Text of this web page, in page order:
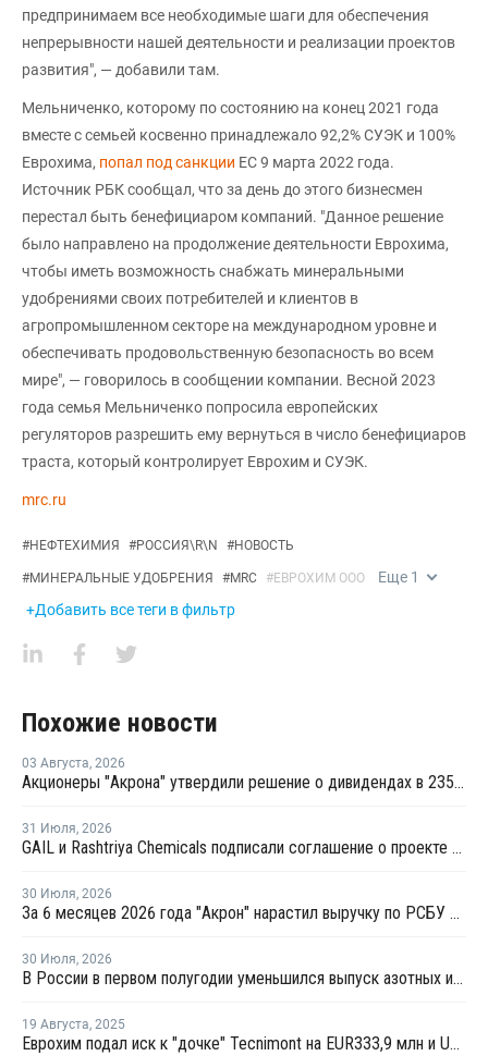
предпринимаем все необходимые шаги для обеспечения
непрерывности нашей деятельности и реализации проектов
развития", — добавили там.
Мельниченко, которому по состоянию на конец 2021 года
вместе с семьей косвенно принадлежало 92,2% СУЭК и 100%
Еврохима, попал под санкции ЕС 9 марта 2022 года.
Источник РБК сообщал, что за день до этого бизнесмен
перестал быть бенефициаром компаний. "Данное решение
было направлено на продолжение деятельности Еврохима,
чтобы иметь возможность снабжать минеральными
удобрениями своих потребителей и клиентов в
агропромышленном секторе на международном уровне и
обеспечивать продовольственную безопасность во всем
мире", — говорилось в сообщении компании. Весной 2023
года семья Мельниченко попросила европейских
регуляторов разрешить ему вернуться в число бенефициаров
траста, который контролирует Еврохим и СУЭК.
mrc.ru
#НЕФТЕХИМИЯ #РОССИЯ\R\N #НОВОСТЬ
#МИНЕРАЛЬНЫЕ УДОБРЕНИЯ #MRC #ЕВРОХИМ ООО Еще 1
+Добавить все теги в фильтр
Похожие новости
03 Августа, 2026
Акционеры "Акрона" утвердили решение о дивидендах в 235 рублей на акцию
31 Июля, 2026
GAIL и Rashtriya Chemicals подписали соглашение о проекте по производству удобрений на основе природного газа
30 Июля, 2026
За 6 месяцев 2026 года "Акрон" нарастил выручку по РСБУ на 1,3%
30 Июля, 2026
В России в первом полугодии уменьшился выпуск азотных и фосфорных удобрений
19 Августа, 2025
Еврохим подал иск к "дочке" Tecnimont на EUR333,9 млн и USD6,3 млн